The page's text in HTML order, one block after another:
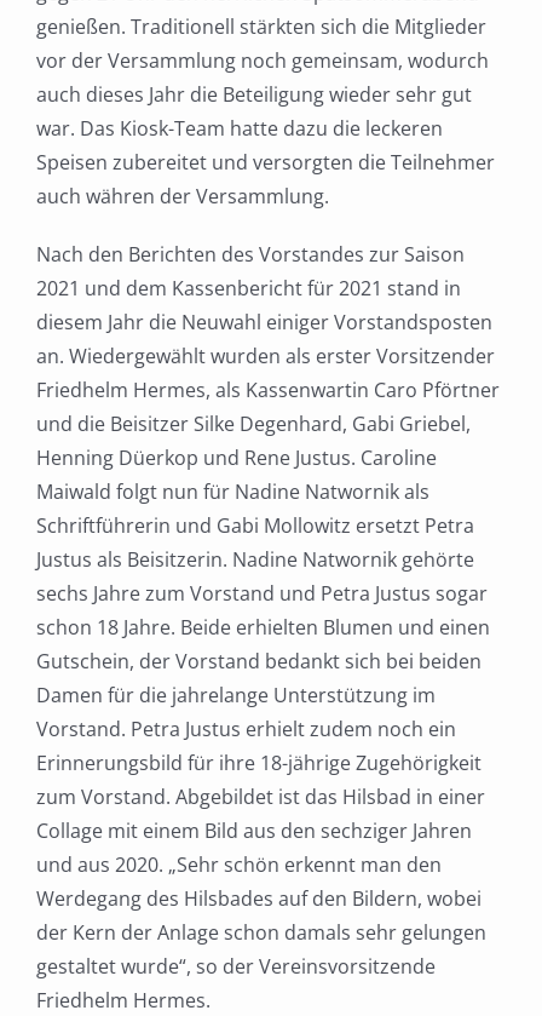
genießen. Traditionell stärkten sich die Mitglieder
vor der Versammlung noch gemeinsam, wodurch
auch dieses Jahr die Beteiligung wieder sehr gut
war. Das Kiosk-Team hatte dazu die leckeren
Speisen zubereitet und versorgten die Teilnehmer
auch währen der Versammlung.
Nach den Berichten des Vorstandes zur Saison
2021 und dem Kassenbericht für 2021 stand in
diesem Jahr die Neuwahl einiger Vorstandsposten
an. Wiedergewählt wurden als erster Vorsitzender
Friedhelm Hermes, als Kassenwartin Caro Pförtner
und die Beisitzer Silke Degenhard, Gabi Griebel,
Henning Düerkop und Rene Justus. Caroline
Maiwald folgt nun für Nadine Natwornik als
Schriftführerin und Gabi Mollowitz ersetzt Petra
Justus als Beisitzerin. Nadine Natwornik gehörte
sechs Jahre zum Vorstand und Petra Justus sogar
schon 18 Jahre. Beide erhielten Blumen und einen
Gutschein, der Vorstand bedankt sich bei beiden
Damen für die jahrelange Unterstützung im
Vorstand. Petra Justus erhielt zudem noch ein
Erinnerungsbild für ihre 18-jährige Zugehörigkeit
zum Vorstand. Abgebildet ist das Hilsbad in einer
Collage mit einem Bild aus den sechziger Jahren
und aus 2020. „Sehr schön erkennt man den
Werdegang des Hilsbades auf den Bildern, wobei
der Kern der Anlage schon damals sehr gelungen
gestaltet wurde“, so der Vereinsvorsitzende
Friedhelm Hermes.